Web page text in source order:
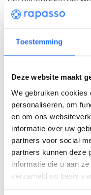
Toestemming
Deze website maakt
We gebruiken cookies
personaliseren, om
en om ons
informatie over uw
partners voor social
partners kunnen deze
informatie die u aan
verzameld op basis
27001, ISO 9001 en
echte kernwaarde
Het systeem
andersom
De kern van 15 jaar
vooral voor de
naar de
werkt het systeem
ondersteunt waar
vermindert fouten
er zoveel mogelijk
persoonlijke